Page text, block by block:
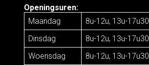
Openingsuren:
Maandag
8u-12u, 13u-17u30
Dinsdag
8u-12u, 13u-17u30
Woensdag
8u-12u, 13u-17u30